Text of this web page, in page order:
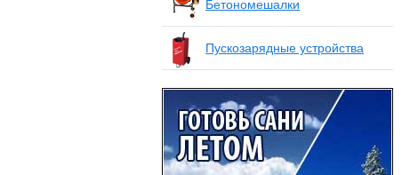
Бетономешалки
Пускозарядные устройства